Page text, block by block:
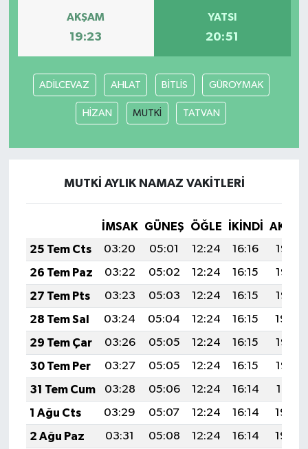
AKŞAM
19:23
YATSI
20:51
ADİLCEVAZ AHLAT BİTLİS GÜROYMAK
HİZAN MUTKİ TATVAN
MUTKİ AYLIK NAMAZ VAKITLERI
İMSAK GÜNEŞ ÖĞLE İKINDI
25 Tem Cts
03:20 05:01 12:24 16:16
19:37
26 Tem Paz
03:22 05:02 12:24 16:15
19:36
27 Tem Pts
03:23 05:03 12:24 16:15
19:35
28 Tem Sal
03:24 05:04 12:24 16:15
19:34
29 Tem Çar
03:26 05:05 12:24 16:15
19:33
30 Tem Per
03:27 05:05 12:24 16:15
19:32
31 Tem Cum
03:28 05:06 12:24 16:14
19:31
1 Ağu Cts
03:29 05:07 12:24 16:14
19:30
2 Ağu Paz
03:31 05:08 12:24 16:14
19:29